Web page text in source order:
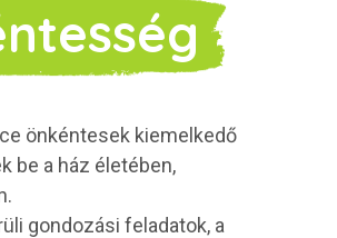
önkéntesek kiemelkedő
be a ház életében,
gondozási feladatok, a